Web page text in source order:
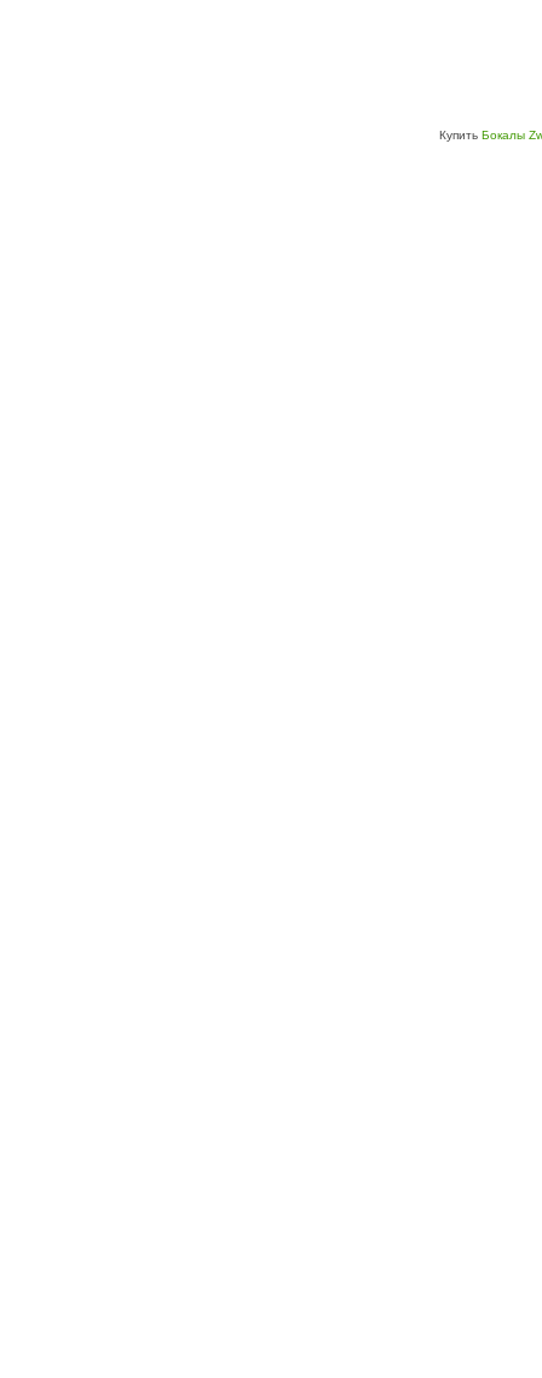
Купить Бокалы